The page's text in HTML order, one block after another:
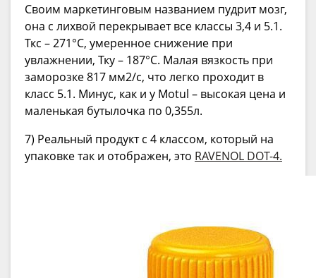
Своим маркетинговым названием пудрит мозг,
она с лихвой перекрывает все классы 3,4 и 5.1.
Ткс – 271°C, умеренное снижение при
увлажнении, Тку – 187°C. Малая вязкость при
заморозке 817 мм2/с, что легко проходит в
класс 5.1. Минус, как и у Motul – высокая цена и
маленькая бутылочка по 0,355л.
7) Реальный продукт с 4 классом, который на
упаковке так и отображен, это RAVENOL DOT-4.